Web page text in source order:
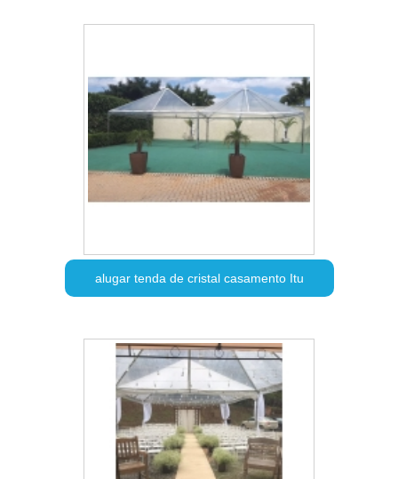
alugar tenda de cristal casamento Itu